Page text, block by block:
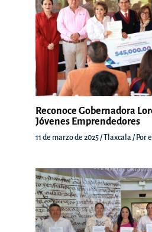
Reconoce Gobernadora
Jóvenes Emprendedores
11 de marzo de 2025 /Tlaxcala / Por